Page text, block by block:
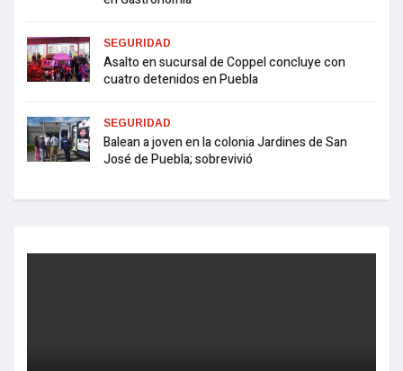
SEGURIDAD
Asalto en sucursal de Coppel concluye con
cuatro detenidos en Puebla
SEGURIDAD
Balean a joven en la colonia Jardines de San
José de Puebla; sobrevivió